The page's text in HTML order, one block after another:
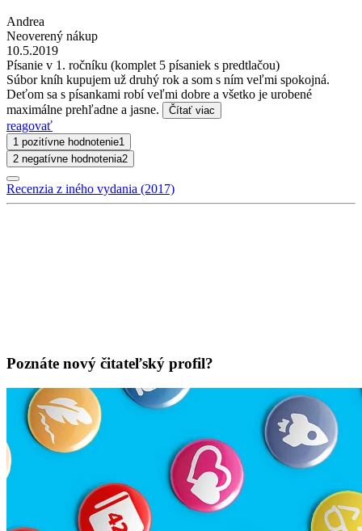
Andrea
Neoverený nákup
10.5.2019
Písanie v 1. ročníku (komplet 5 písaniek s predtlačou)
Súbor kníh kupujem už druhý rok a som s ním veľmi spokojná.
Deťom sa s písankami robí veľmi dobre a všetko je urobené
maximálne prehľadne a jasne.
Čítať viac
reagovať
1 pozitívne hodnotenie1
2 negatívne hodnotenia2
Recenzia z iného vydania (2017)
Poznáte nový čitateľský profil?